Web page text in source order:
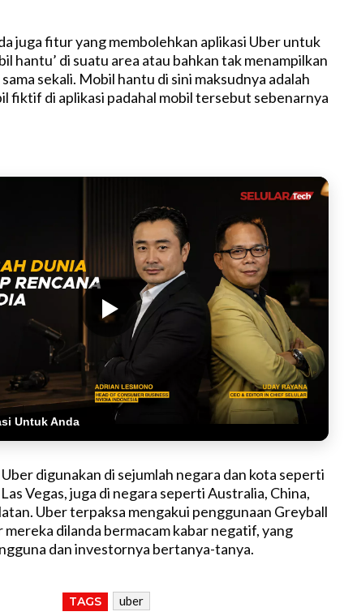
juga fitur yang membolehkan aplikasi Uber untuk
hantu’ di suatu area atau bahkan tak menampilkan
sekali. Mobil hantu di sini maksudnya adalah
fiktif di aplikasi padahal mobil tersebut sebenarnya
Untuk Anda
digunakan di sejumlah negara dan kota seperti
Vegas, juga di negara seperti Australia, China,
Uber terpaksa mengakui penggunaan Greyball
dilanda bermacam kabar negatif, yang
dan investornya bertanya-tanya.
TAGS uber